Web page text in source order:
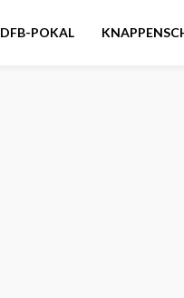
DFB-POKAL